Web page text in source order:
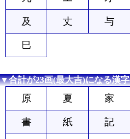
及 丈 与
巳
▼合計が23画(最大吉)になる漢字
原 夏 家
書 紙 記